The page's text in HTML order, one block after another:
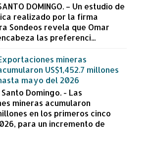
DOMINGO. – Un estudio de
realizado por la firma
Sondeos revela que Omar
las preferenci...
mineras
US$1,452.7 millones
mayo del 2026
Santo Domingo. - Las
mineras acumularon
en los primeros cinco
para un incremento de